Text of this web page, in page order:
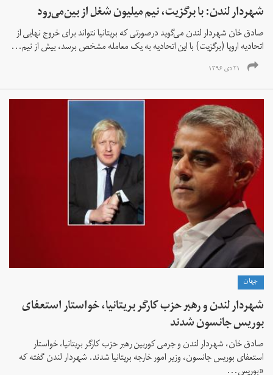
شهردار لندن: با برگزیت، نیم میلیون شغل از بین‌می‌رود
صادق خان شهردار لندن می‌گوید درصورتی که بریتانیا نتواند برای خروج نهایی از
اتحادیه اروپا (برگزیت) با این اتحادیه به یک معامله مشخص برسد، بیش از نیم...
۲۱ دی ۱۳۹۶
جهان
شهردار لندن و رهبر حزب کارگر بریتانیا، خواستار استعفای
بوریس جانسون شدند
صادق خان، شهردار لندن و جرمی کوربین رهبر حزب کارگر بریتانیا، خواستار
استعفای بوریس جانسون، وزیر امور خارجه بریتانیا شدند. شهردار لندن گفته که